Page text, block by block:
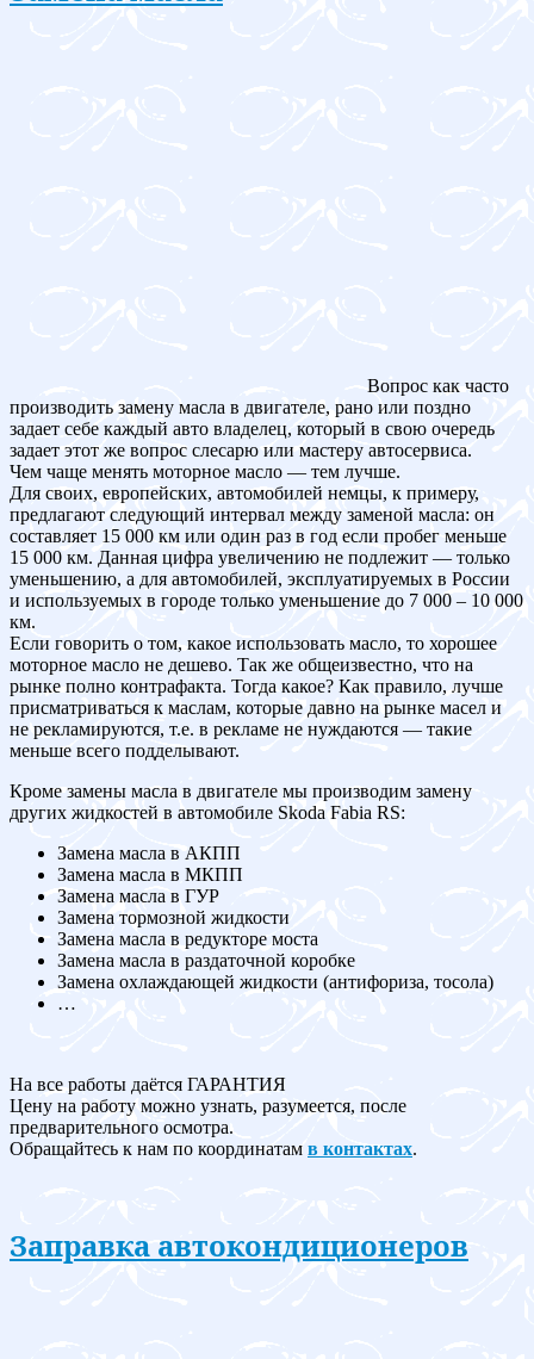
Вопрос как часто
производить замену масла в двигателе, рано или поздно
задает себе каждый авто владелец, который в свою очередь
задает этот же вопрос слесарю или мастеру автосервиса.
Чем чаще менять моторное масло — тем лучше.
Для своих, европейских, автомобилей немцы, к примеру,
предлагают следующий интервал между заменой масла: он
составляет 15 000 км или один раз в год если пробег меньше
15 000 км. Данная цифра увеличению не подлежит — только
уменьшению, а для автомобилей, эксплуатируемых в России
и используемых в городе только уменьшение до 7 000 – 10 000
км.
Если говорить о том, какое использовать масло, то хорошее
моторное масло не дешево. Так же общеизвестно, что на
рынке полно контрафакта. Тогда какое? Как правило, лучше
присматриваться к маслам, которые давно на рынке масел и
не рекламируются, т.е. в рекламе не нуждаются — такие
меньше всего подделывают.
Кроме замены масла в двигателе мы производим замену
других жидкостей в автомобиле Skoda Fabia RS:
Замена масла в АКПП
Замена масла в МКПП
Замена масла в ГУР
Замена тормозной жидкости
Замена масла в редукторе моста
Замена масла в раздаточной коробке
Замена охлаждающей жидкости (антифориза, тосола)
…
На все работы даётся ГАРАНТИЯ
Цену на работу можно узнать, разумеется, после
предварительного осмотра.
Обращайтесь к нам по координатам в контактах.
Заправка автокондиционеров